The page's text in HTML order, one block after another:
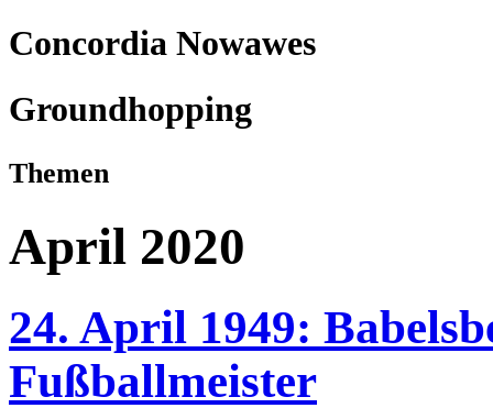
Concordia Nowawes
Groundhopping
Themen
April 2020
24. April 1949:
Fußballmeister